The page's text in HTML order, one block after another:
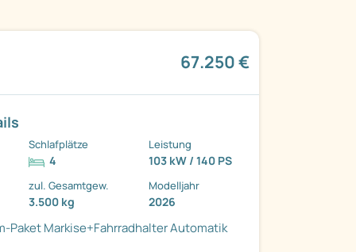
67.250 €
Schlafplätze
4
Leistung
103 kW / 140 PS
zul. Gesamtgew.
3.500 kg
Modelljahr
2026
PaketMarkise+FahrradhalterAutomatik